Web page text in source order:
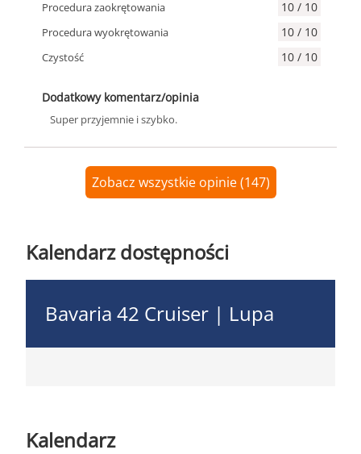
Procedura zaokrętowania 10 / 10
Procedura wyokrętowania 10 / 10
Czystość 10 / 10
Dodatkowy komentarz/opinia
Super przyjemnie i szybko.
Zobacz wszystkie opinie (147)
Kalendarz dostępności
Bavaria 42 Cruiser | Lupa
Kalendarz